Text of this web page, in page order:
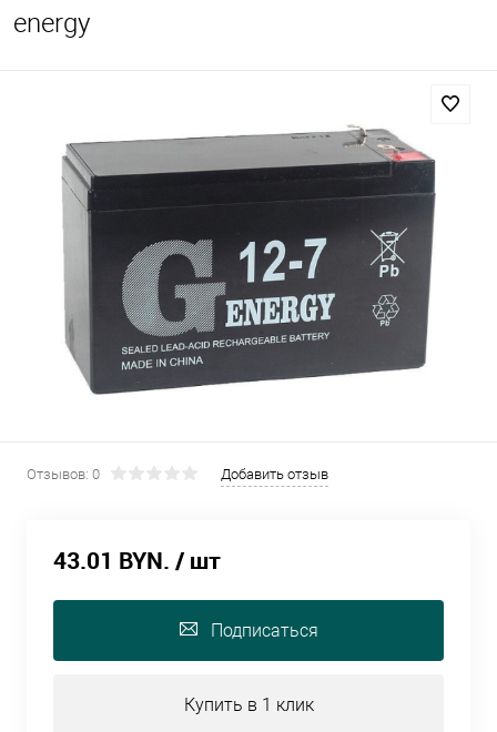
energy
Отзывов: 0 Добавить отзыв
43.01 BYN. / шт
Подписаться
Купить в 1 клик